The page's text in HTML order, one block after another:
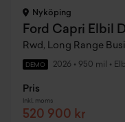
Nyköping
Ford Capri Elbil
Rwd, Long Range
DEMO 2026 • 950 mil •
Pris
Inkl. moms
520 900 kr